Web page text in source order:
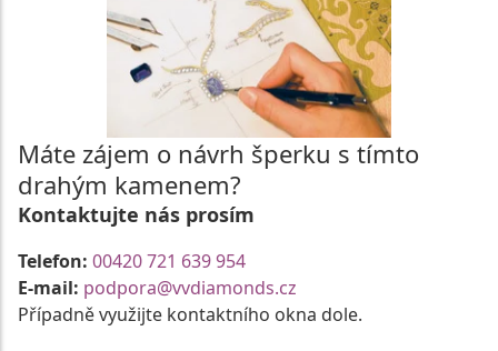
Máte zájem o návrh šperku s tímto
drahým kamenem?
Kontaktujte nás prosím
Telefon: 00420 721 639 954
E-mail: podpora@vvdiamonds.cz
Případně využijte kontaktního okna dole.